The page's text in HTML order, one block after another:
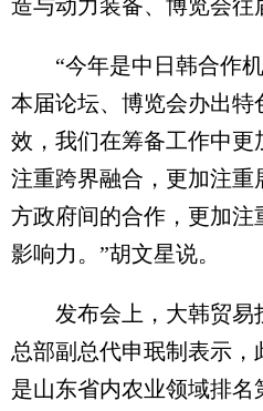
造与动力装备、博览会往
“今年是中日韩合作机
本届论坛、博览会办出
效，我们在筹备工作中更
注重跨界融合，更加注
方政府间的合作，更加注
影响力。”胡文星说。
发布会上，大韩贸易
总部副总代申珉制表示
是山东省内农业领域排